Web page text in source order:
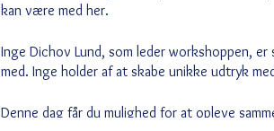
kan være med her.
Inge Dichov Lund, som leder workshoppen,
med. Inge holder af at skabe unikke udtryk
Denne dag får du mulighed for at opleve